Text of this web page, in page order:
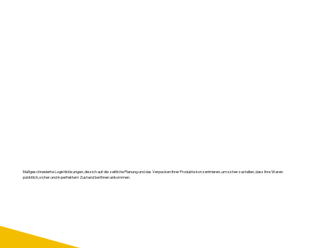
Maßgeschneiderte Logistiklösungen, die sich auf die zeitliche Planung und das Verpacken Ihrer Produkte konzentrieren, um sicherzustellen, dass Ihre Waren
pünktlich, sicher und in perfektem Zustand bei Ihnen ankommen.